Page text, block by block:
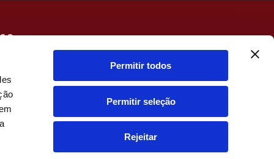
Permitir todos
Permitir seleção
Rejeitar